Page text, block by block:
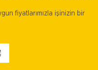
fiyatlarımızla işinizin bir